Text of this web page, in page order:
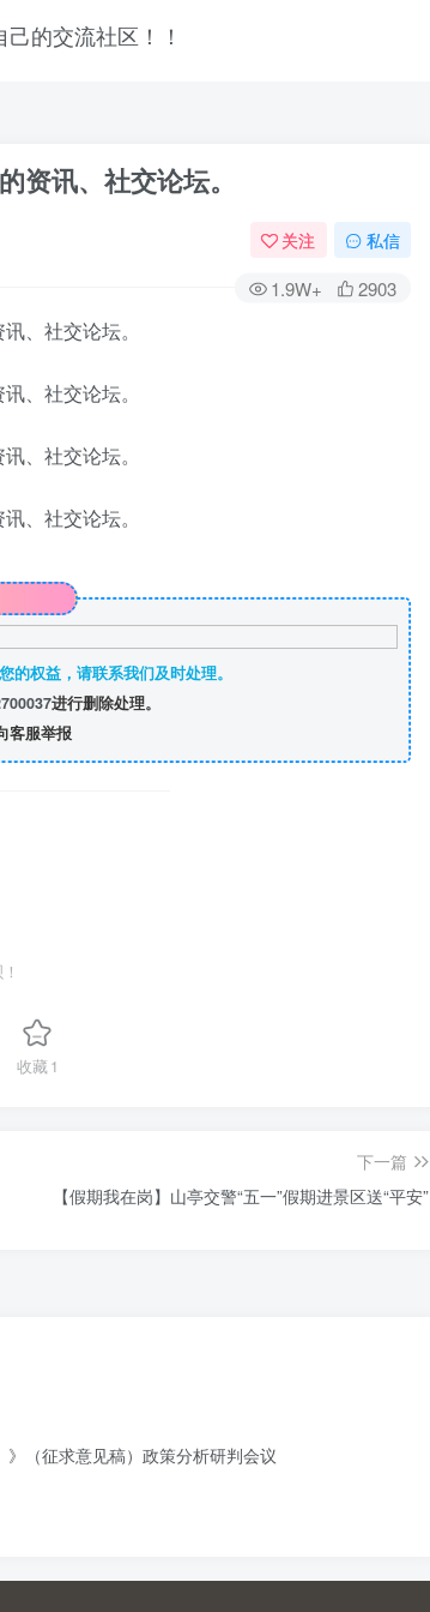
资讯、社交论坛。
关注 私信
1.9W+ 2903
权益，请联系我们及时处理。
进行删除处理。
客服举报
收藏1
下一篇
【假期我在岗】山亭交警“五一”假期进景区送“平安”
（征求意见稿）政策分析研判会议